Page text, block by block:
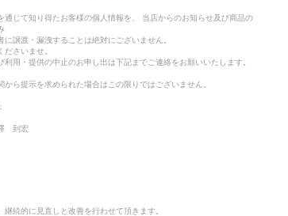
通じて知り得たお客様の個人情報を、 当店からのお知らせ及び商品の
譲渡・漏洩することは絶対にございません。
さいませ。
利用・提供の中止のお申し出は下記までご連絡をお願いいたします。
ら提示を求められた場合はこの限りではございません。
到宏
続的に見直しと改善を行わせて頂きます。